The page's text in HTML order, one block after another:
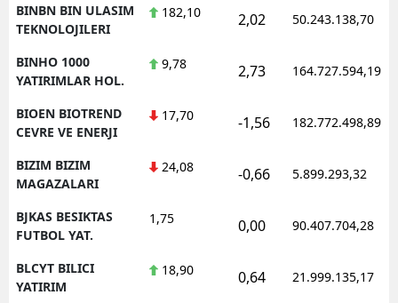
BINBN BIN ULASIM
TEKNOLOJILERI
182,10 2,02 50.243.138,70
BINHO 1000
YATIRIMLAR HOL.
9,78 2,73 164.727.594,19
BIOEN BIOTREND
CEVRE VE ENERJI
17,70 -1,56 182.772.498,89
BIZIM BIZIM
MAGAZALARI
24,08 -0,66 5.899.293,32
BJKAS BESIKTAS
FUTBOL YAT.
1,75 0,00 90.407.704,28
BLCYT BILICI
YATIRIM
18,90 0,64 21.999.135,17